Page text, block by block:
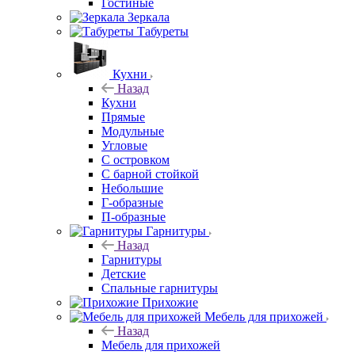
Гостиные
Зеркала
Табуреты
Кухни
Назад
Кухни
Прямые
Модульные
Угловые
С островком
С барной стойкой
Небольшие
Г-образные
П-образные
Гарнитуры
Назад
Гарнитуры
Детские
Спальные гарнитуры
Прихожие
Мебель для прихожей
Назад
Мебель для прихожей